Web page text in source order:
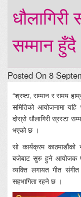
सम्मान हुँदै
Posted On 8
“श्रष्टा, सम्मान र समय
समितिको आयोजनामा यहि
दोस्रो धौलागिरी स्रस्टा
भएको छ ।
सो कार्यक्रम
बजेबाट सुरु हुने आयोजक
व्यक्ति लगायत गीत संगीत
सहभागिता रहने छ ।